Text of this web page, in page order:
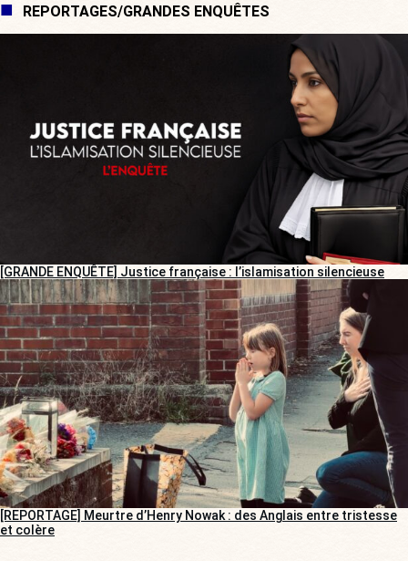
REPORTAGES/GRANDES ENQUÊTES
[GRANDE ENQUÊTE] Justice française : l’islamisation silencieuse
[REPORTAGE] Meurtre d’Henry Nowak : des Anglais entre tristesse
et colère